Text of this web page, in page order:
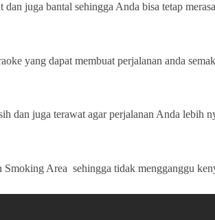
juga bantal sehingga Anda bisa tetap
yang dapat membuat perjalanan anda
dan juga terawat agar perjalanan Anda lebih
Area sehingga tidak mengganggu